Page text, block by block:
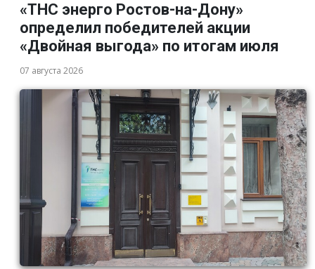
«ТНС энерго Ростов-на-Дону»
определил победителей акции
«Двойная выгода» по итогам июля
07 августа 2026